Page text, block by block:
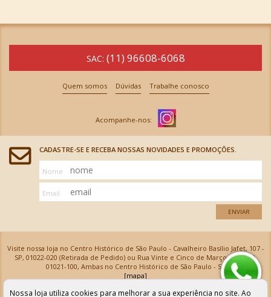
SAC: (11) 96608-6068
Quem somos Dúvidas Trabalhe conosco
CADASTRE-SE E RECEBA NOSSAS NOVIDADES E PROMOÇÕES.
Nome
Email
ENVIAR
Visite nossa loja no Centro Histórico de São Paulo - Cavalheiro Basílio Jafet, 107 -
SP, 01022-020 (Retirada de Pedido) ou Rua Vinte e Cinco de Março, 576 - SP,
01021-100, Ambas no Centro Histórico de São Paulo - SP
[mapa]
Armarinhos Santa Cecília Ltda | CNPJ: 61.069.639/0001-18
Nossa loja utiliza cookies para melhorar a sua experiência no site. Ao